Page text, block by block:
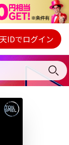
レイヤー
容の確認・変更
IDでログイン